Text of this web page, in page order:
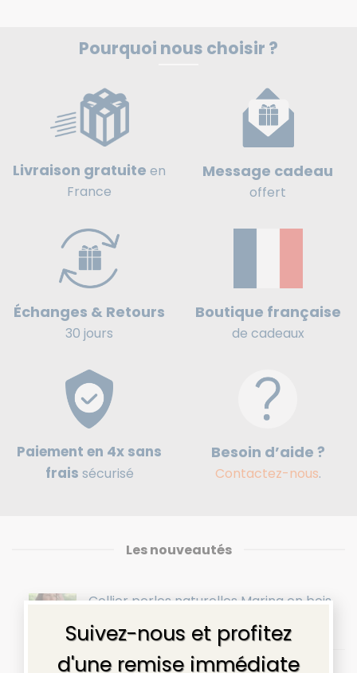
Suivez-nous et profitez
d'une remise immédiate
Pourquoi nous choisir ?
Livraison gratuite en
France
Message cadeau
offert
Échanges & Retours
30 jours
Boutique française
de cadeaux
Paiement en 4x sans
frais sécurisé
Besoin d’aide ?
Contactez-nous.
Les nouveautés
Collier perles naturelles Marina en bois
36,90
Sac banane en cuir homme - Couleur